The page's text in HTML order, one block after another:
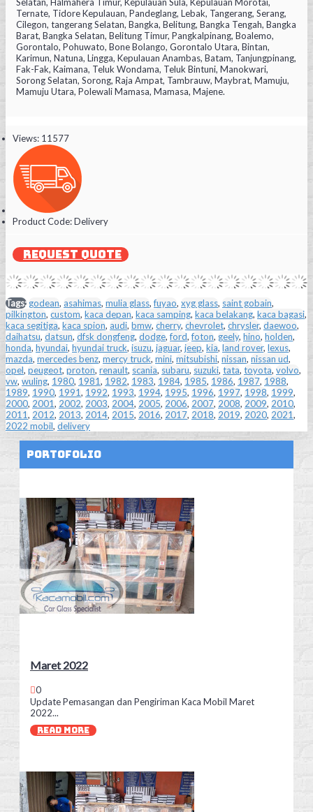
Ternate, Tidore Kepulauan, Pandeglang, Lebak, Tangerang, Serang,
Cilegon, tangerang Selatan, Bangka, Belitung, Bangka Tengah, Bangka
Barat, Bangka Selatan, Belitung Timur, Pangkalpinang, Boalemo,
Gorontalo, Pohuwato, Bone Bolango, Gorontalo Utara, Bintan,
Karimun, Natuna, Lingga, Kepulauan Anambas, Batam, Tanjungpinang,
Fak-Fak, Kaimana, Teluk Wondama, Teluk Bintuni, Manokwari,
Sorong Selatan, Sorong, Raja Ampat, Tambrauw, Maybrat, Mamuju,
Mamuju Utara, Polewali Mamasa, Mamasa, Majene.
Views: 11577
Product Code:Delivery
REQUEST QUOTE
Tags:godean, asahimas, mulia glass,fuyao, xyg glass, saint gobain,
pilkington, custom, kaca depan, kaca samping, kaca belakang, kaca bagasi,
kaca segitiga, kaca spion, audi, bmw, cherry, chevrolet, chrysler, daewoo,
daihatsu, datsun, dfsk dongfeng, dodge,ford,foton, geely, hino, holden,
honda, hyundai, hyundai truck, isuzu, jaguar, jeep, kia, land rover, lexus,
mazda, mercedes benz, mercy truck, mini, mitsubishi, nissan, nissan ud,
opel, peugeot, proton, renault, scania, subaru, suzuki, tata, toyota, volvo,
vw, wuling, 1980, 1981, 1982, 1983, 1984, 1985, 1986, 1987, 1988,
1989, 1990, 1991, 1992, 1993, 1994, 1995, 1996, 1997, 1998, 1999,
2000, 2001, 2002, 2003, 2004, 2005, 2006, 2007, 2008, 2009, 2010,
2011, 2012, 2013, 2014, 2015, 2016, 2017, 2018, 2019, 2020, 2021,
2022 mobil, delivery
Portofolio
Maret 2022
0
Update Pemasangan dan Pengiriman Kaca Mobil Maret
2022...
READ MORE